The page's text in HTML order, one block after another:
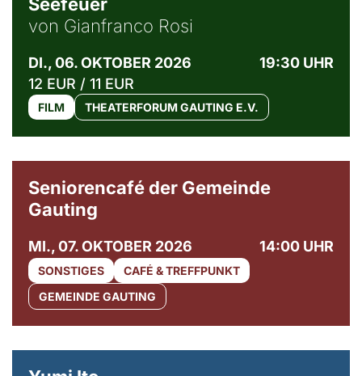
von Gianfranco Rosi
DI., 06. OKTOBER 2026
19:30 UHR
12 EUR / 11 EUR
FILM THEATERFORUM GAUTING E.V.
Seniorencafé der Gemeinde
Gauting
MI., 07. OKTOBER 2026 14:00 UHR
SONSTIGES
CAFÉ & TREFFPUNKT
GEMEINDE GAUTING